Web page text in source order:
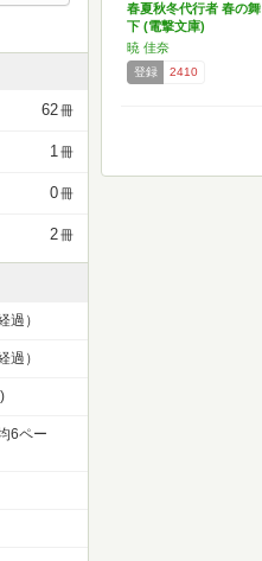
春夏秋冬代行者 春の舞
下 (電撃文庫)
暁 佳奈
登録 2410
62冊
1冊
0冊
2冊
過）
過）
6ペー